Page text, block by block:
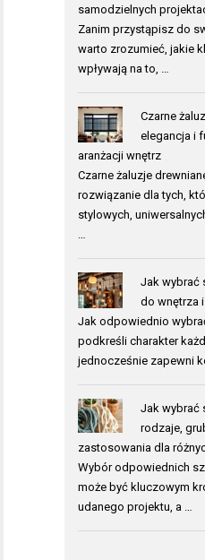
samodzielnych
Zanim przystąpisz do
warto zrozumieć, jakie
wpływają na to, …
Czarne
elegancja i
aranżacji wnętrz
Czarne żaluzje
rozwiązanie dla tych,
stylowych,
…
Jak wybrać
do wnętrza
Jak odpowiednio
podkreśli charakter
jednocześnie zapewni
Jak wybrać
rodzaje,
zastosowania dla
Wybór odpowiednich
może być kluczowym
udanego projektu, a …